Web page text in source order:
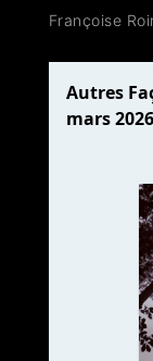
Françoise